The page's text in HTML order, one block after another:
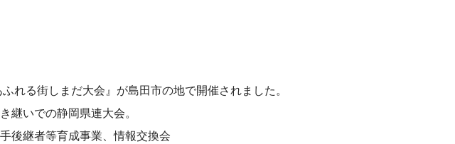
れる街しまだ大会』が島田市の地で開催されました。
継いでの静岡県連大会。
後継者等育成事業、情報交換会